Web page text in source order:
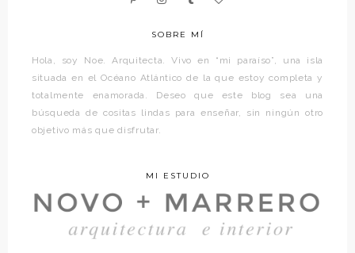
SOBRE MÍ
Hola, soy Noe. Arquitecta. Vivo en “mi paraíso”, una isla
situada en el Océano Atlántico de la que estoy completa y
totalmente enamorada. Deseo que este blog sea una
búsqueda de cositas lindas para enseñar, sin ningún otro
objetivo más que disfrutar.
MI ESTUDIO